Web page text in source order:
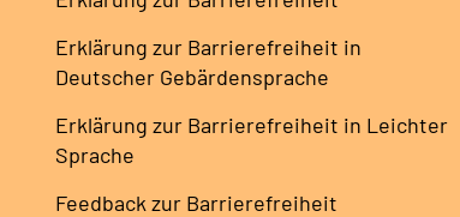
Erklärung zur Barrierefreiheit in
Deutscher Gebärdensprache
Erklärung zur Barrierefreiheit in Leichter
Sprache
Feedback zur Barrierefreiheit